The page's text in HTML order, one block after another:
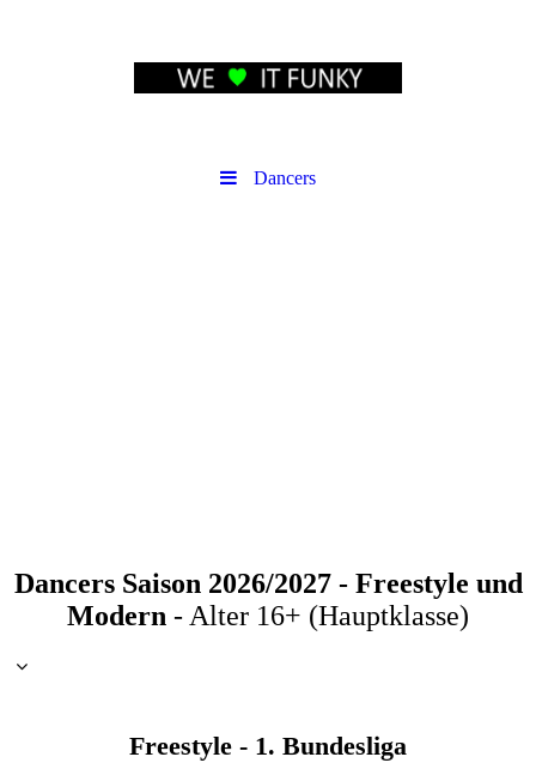
Dancers
Dancers Saison 2026/2027 - Freestyle und
Modern - Alter 16+ (Hauptklasse)
Freestyle - 1. Bundesliga